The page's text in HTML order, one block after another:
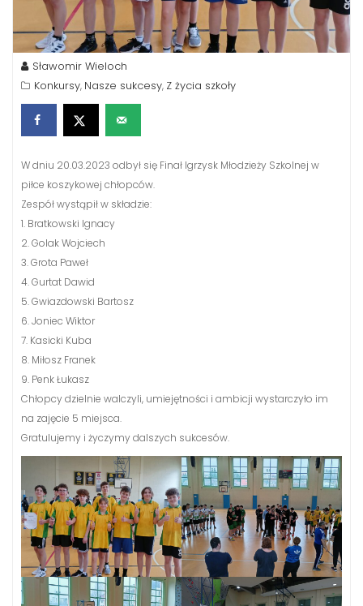
Sławomir Wieloch
Konkursy, Nasze sukcesy, Z życia szkoły
W dniu 20.03.2023 odbył się Finał Igrzysk Młodzieży Szkolnej w
piłce koszykowej chłopców.
Zespół wystąpił w składzie:
1. Bratkowski Ignacy
2. Golak Wojciech
3. Grota Paweł
4. Gurtat Dawid
5. Gwiazdowski Bartosz
6. Joniec Wiktor
7. Kasicki Kuba
8. Miłosz Franek
9. Penk Łukasz
Chłopcy dzielnie walczyli, umiejętności i ambicji wystarczyło im
na zajęcie 5 miejsca.
Gratulujemy i życzymy dalszych sukcesów.